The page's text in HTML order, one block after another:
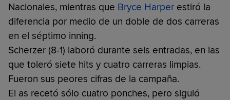
Nacionales, mientras que Bryce Harper estiró la
diferencia por medio de un doble de dos carreras
en el séptimo inning.
Scherzer (8-1) laboró durante seis entradas, en las
que toleró siete hits y cuatro carreras limpias.
Fueron sus peores cifras de la campaña.
El as recetó sólo cuatro ponches, pero siguió